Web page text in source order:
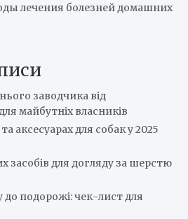
лечения болезней домашних
заводчика від
майбутніх власників
аксесуарах для собак у 2025
засобів для догляду за шерстю
до подорожі: чек-лист для